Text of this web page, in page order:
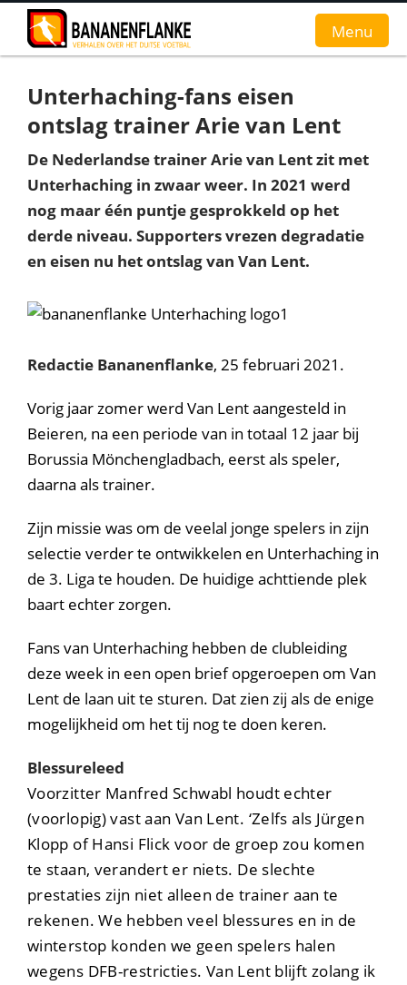
Home
Nieuws
Interviews
Groundhopverhalen
De fans
Achtergrond
Menu
Unterhaching-fans eisen
ontslag trainer Arie van Lent
De Nederlandse trainer Arie van Lent zit met
Unterhaching in zwaar weer. In 2021 werd
nog maar één puntje gesprokkeld op het
derde niveau. Supporters vrezen degradatie
en eisen nu het ontslag van Van Lent.
Redactie Bananenflanke, 25 februari 2021.
Vorig jaar zomer werd Van Lent aangesteld in
Beieren, na een periode van in totaal 12 jaar bij
Borussia Mönchengladbach, eerst als speler,
daarna als trainer.
Zijn missie was om de veelal jonge spelers in zijn
selectie verder te ontwikkelen en Unterhaching in
de 3. Liga te houden. De huidige achttiende plek
baart echter zorgen.
Fans van Unterhaching hebben de clubleiding
deze week in een open brief opgeroepen om Van
Lent de laan uit te sturen. Dat zien zij als de enige
mogelijkheid om het tij nog te doen keren.
Blessureleed
Voorzitter Manfred Schwabl houdt echter
(voorlopig) vast aan Van Lent. ‘Zelfs als Jürgen
Klopp of Hansi Flick voor de groep zou komen
te staan, verandert er niets. De slechte
prestaties zijn niet alleen de trainer aan te
rekenen. We hebben veel blessures en in de
winterstop konden we geen spelers halen
wegens DFB-restricties. Van Lent blijft zolang ik